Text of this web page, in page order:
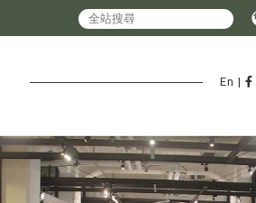
En |